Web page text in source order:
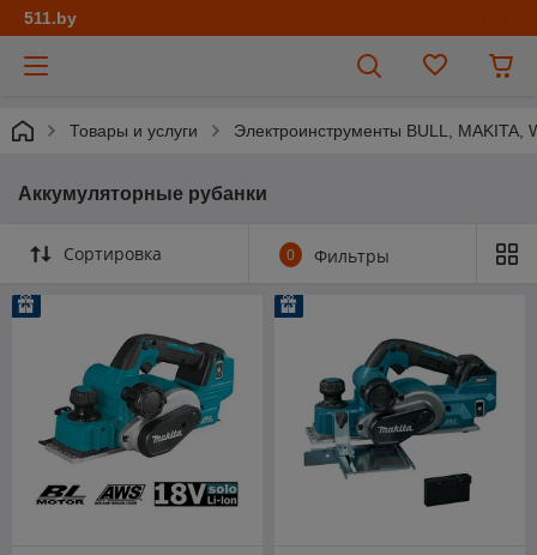
511.by
Товары и услуги Электроинструменты BULL,
Аккумуляторные рубанки
Сортировка 0 Фильтры